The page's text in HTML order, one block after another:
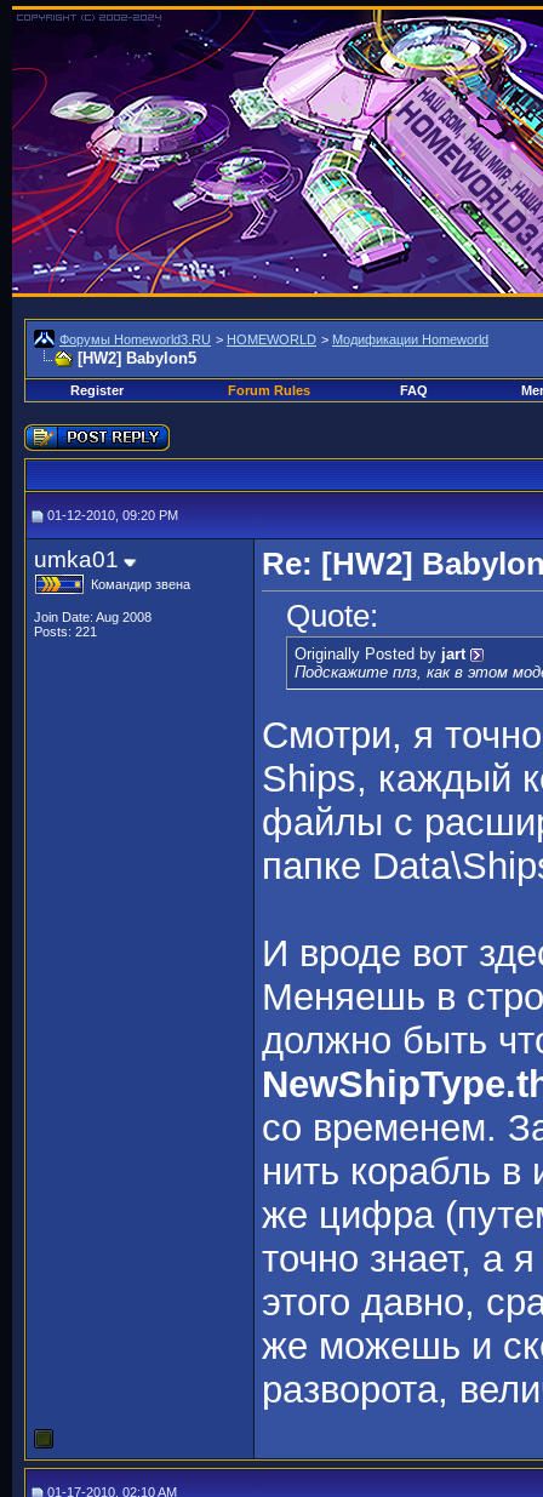
Форумы Homeworld3.RU > HOMEWORLD > Модификации Homeworld
[HW2] Babylon5
Register Forum Rules FAQ
01-12-2010, 09:20 PM
umka01
Командир звена
Join Date: Aug 2008
Posts: 221
Re: [HW2]
Quote:
Originally Posted by jart
Подскажите плз, как в этом
Смотри, я
Ships, каждый
файлы с
папке
И вроде вот
Меняешь в
должно быть
со временем.
нить корабль в
же цифра
точно знает, а
этого давно,
же можешь и
разворота,
01-17-2010, 02:10 AM